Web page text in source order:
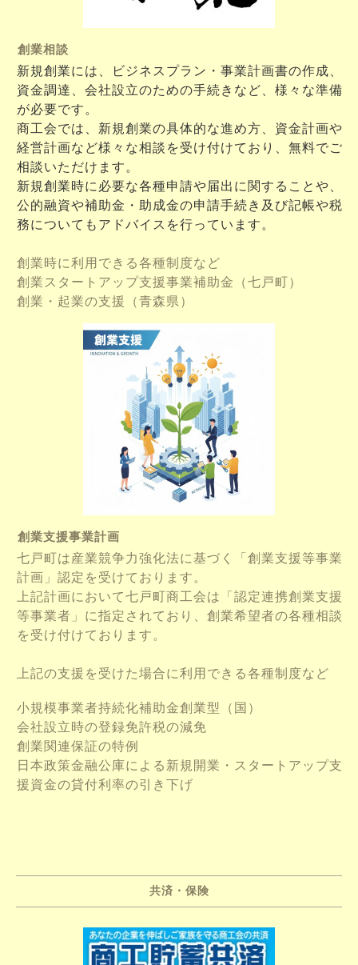
創業相談
新規創業には、ビジネスプラン・事業計画書の作成、
資金調達、会社設立のための手続きなど、様々な準備
が必要です。
商工会では、新規創業の具体的な進め方、資金計画や
経営計画など様々な相談を受け付けており、無料でご
相談いただけます。
新規創業時に必要な各種申請や届出に関することや、
公的融資や補助金・助成金の申請手続き及び記帳や税
務についてもアドバイスを行っています。
創業時に利用できる各種制度など
創業スタートアップ支援事業補助金（七戸町）
創業・起業の支援（青森県）
創業支援事業計画
七戸町は産業競争力強化法に基づく「創業支援等事業
計画」認定を受けております。
上記計画において七戸町商工会は「認定連携創業支援
等事業者」に指定されており、創業希望者の各種相談
を受け付けております。
上記の支援を受けた場合に利用できる各種制度など
小規模事業者持続化補助金創業型（国）
会社設立時の登録免許税の減免
創業関連保証の特例
日本政策金融公庫による新規開業・スタートアップ支
援資金の貸付利率の引き下げ
共済・保険